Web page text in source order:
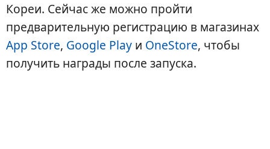
Кореи. Сейчас же можно пройти
предварительную регистрацию в магазинах
App Store, Google Play и OneStore, чтобы
получить награды после запуска.